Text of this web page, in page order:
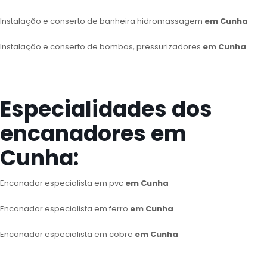
Instalação e conserto de banheira hidromassagem em Cunha
Instalação e conserto de bombas, pressurizadores em Cunha
Especialidades dos
encanadores em
Cunha:
Encanador especialista em pvc em Cunha
Encanador especialista em ferro em Cunha
Encanador especialista em cobre em Cunha